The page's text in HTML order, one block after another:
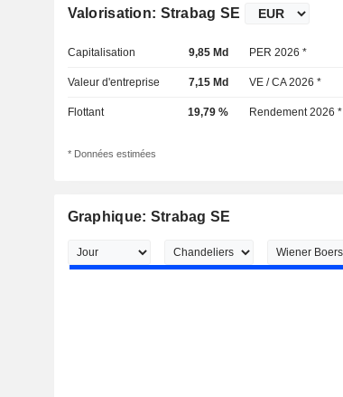
Valorisation: Strabag SE
Capitalisation 9,85 Md PER 2026 *
Valeur d'entreprise 7,15 Md VE / CA 2026 *
Flottant 19,79 % Rendement 2026 *
* Données estimées
Graphique: Strabag SE